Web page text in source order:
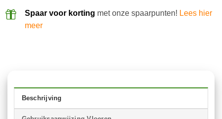
Spaar voor korting met onze spaarpunten! Lees hier
meer
Beschrijving